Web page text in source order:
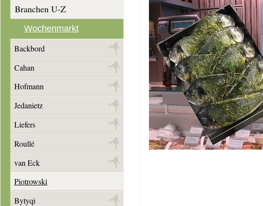
Branchen U-Z
Wochenmarkt
Backbord
Cahan
Hofmann
Jedanietz
Liefers
Roullé
van Eck
Piotrowski
Bytyqi